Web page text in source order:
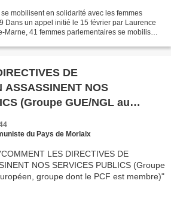
mobilisent en solidarité avec les femmes
Dans un appel initié le 15 février par Laurence
Marne, 41 femmes parlementaires se mobilisent
DE
ASSASSINENT NOS
(Groupe GUE/NGL au
du Pays de Morlaix